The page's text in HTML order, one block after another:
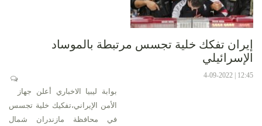
إيران تفكك خلية تجسس مرتبطة بالموساد
الإسرائيلي
12:45 | 4-09-2022
بوابة ليبيا الاخباري أعلن جهاز
الأمن الإيراني،تفكيك خلية تجسس
في محافظة مازندران شمال